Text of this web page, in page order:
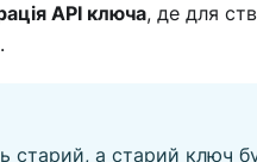
API ключа, де для
.
старий, а старий ключ